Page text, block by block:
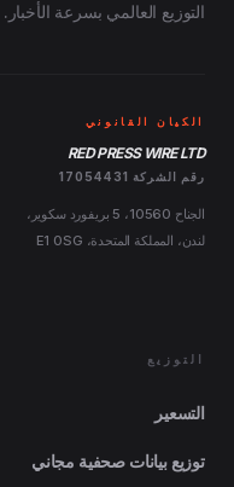
التوزيع العالمي بسرعة الأخبار.
الكيان القانوني
RED PRESS WIRE LTD
رقم الشركة 17054431
الجناح 10560، 5 بريفورد سكوير،
لندن، المملكة المتحدة، E1 0SG
التوزيع
التسعير
توزيع بيانات صحفية مجاني